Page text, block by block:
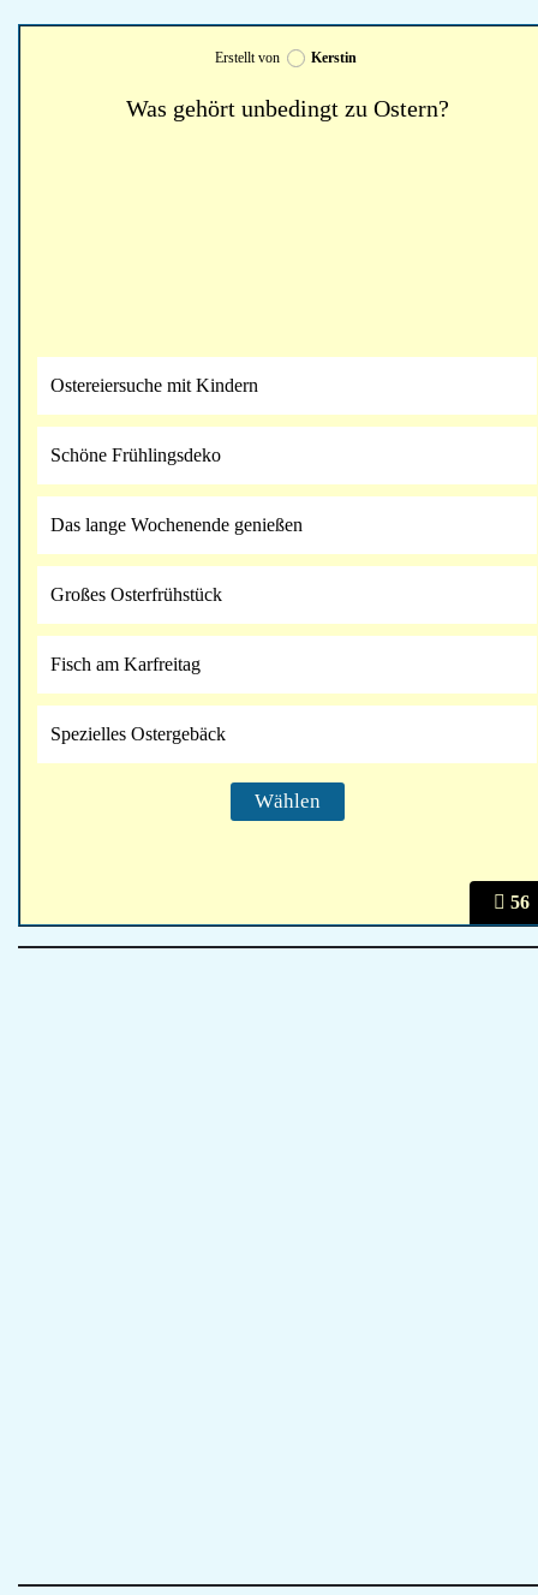
56
Erstellt von Kerstin
Was gehört unbedingt zu Ostern?
Ostereiersuche mit Kindern
Schöne Frühlingsdeko
Das lange Wochenende genießen
Großes Osterfrühstück
Fisch am Karfreitag
Spezielles Ostergebäck